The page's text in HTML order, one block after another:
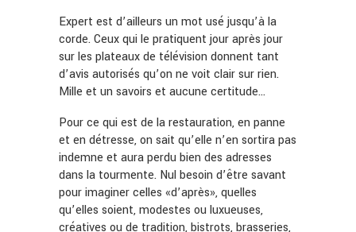
Expert est d’ailleurs un mot usé jusqu’à la
corde. Ceux qui le pratiquent jour après jour
sur les plateaux de télévision donnent tant
d’avis autorisés qu’on ne voit clair sur rien.
Mille et un savoirs et aucune certitude…
Pour ce qui est de la restauration, en panne
et en détresse, on sait qu’elle n’en sortira pas
indemne et aura perdu bien des adresses
dans la tourmente. Nul besoin d’être savant
pour imaginer celles «d’après», quelles
qu’elles soient, modestes ou luxueuses,
créatives ou de tradition, bistrots, brasseries,